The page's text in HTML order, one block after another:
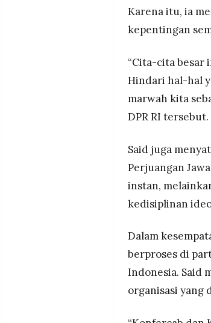
Karena itu, ia
kepentingan
“Cita-cita besar
Hindari hal-hal
marwah kita
DPR RI tersebut.
Said juga
Perjuangan
instan,
kedisiplinan
Dalam
berproses di
Indonesia. Said
organisasi yang